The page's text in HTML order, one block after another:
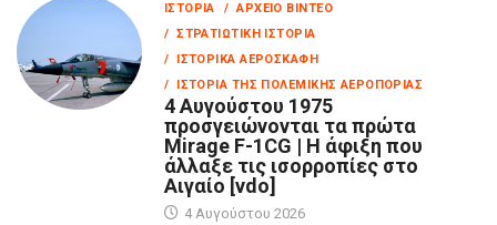
ΙΣΤΟΡΊΑ
/ ΑΡΧΕΊΟ ΒΊΝΤΕΟ
/ ΣΤΡΑΤΙΩΤΙΚΉ ΙΣΤΟΡΊΑ
/ ΙΣΤΟΡΙΚΆ ΑΕΡΟΣΚΆΦΗ
/ ΙΣΤΟΡΊΑ ΤΗΣ ΠΟΛΕΜΙΚΉΣ ΑΕΡΟΠΟΡΊΑΣ
4 Αυγούστου 1975
προσγειώνονται τα πρώτα
Mirage F-1CG | Η άφιξη που
άλλαξε τις ισορροπίες στο
Αιγαίο [vdo]
4 Αυγούστου 2026